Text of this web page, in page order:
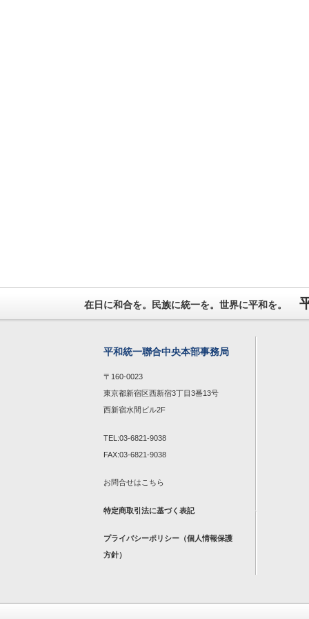
在日に和合を。民族に統一を。世界に平和を。
平和統一聯合中央本部事務局
〒160-0023
東京都新宿区西新宿3丁目3番13号
西新宿水間ビル2F
TEL:03-6821-9038
FAX:03-6821-9038
お問合せは こちら
特定商取引法に基づく表記
プライバシーポリシー（個人情報保護
方針）